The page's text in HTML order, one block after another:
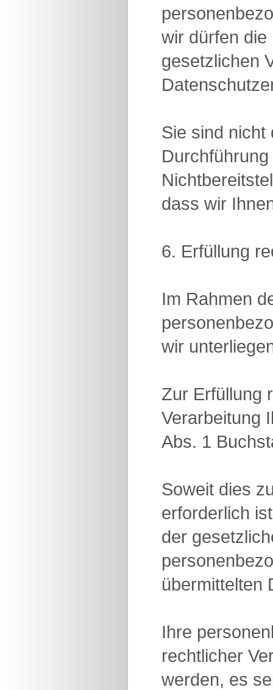
wir dürfen
gesetzlichen
Sie sind nicht
dass wir
6. Erfüllung
Im Rahmen
wir
Zur Erfüllung
Verarbeitung
Abs. 1
Soweit dies
erforderlich
der
übermittelten
Ihre
rechtlicher
werden, es